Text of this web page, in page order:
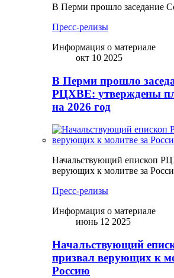
В Перми прошло заседание
Пресс-релизы
Информация о материале
окт 10 2025
В Перми прошло
РЦХВЕ: утверждены
на 2026 год
Начальствующий епископ
верующих к молитве за
Пресс-релизы
Информация о материале
июнь 12 2025
Начальствующий
призвал верующих к
Россию